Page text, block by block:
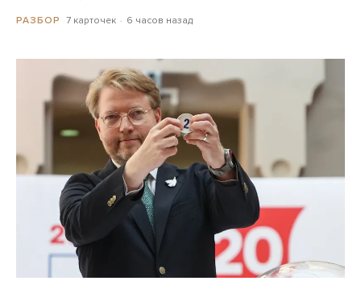
РАЗБОР 7 карточек 6 часов назад